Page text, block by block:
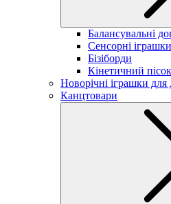
Балансувальні
Сенсорні іграшки
Бізіборди
Кінетичний пісок
Новорічні іграшки для
Канцтовари